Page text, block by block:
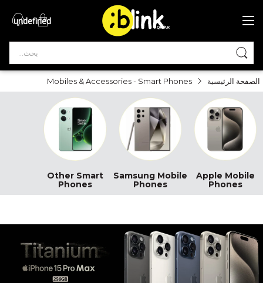
®
QATAR
undefined
الصفحة الرئيسية Mobiles & Accessories - Smart Phones
Apple Mobile
Phones
Samsung Mobile
Phones
Other Smart
Phones